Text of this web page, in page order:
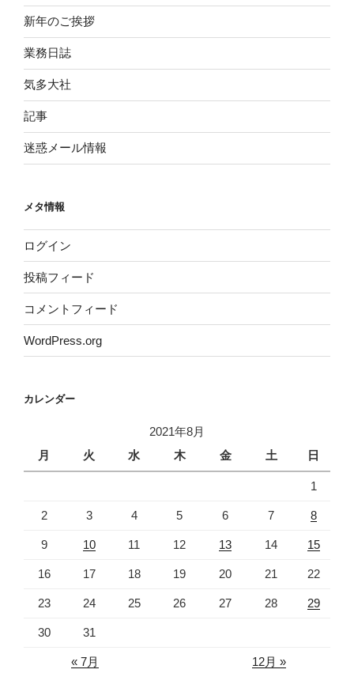
新年のご挨拶
業務日誌
気多大社
記事
迷惑メール情報
メタ情報
ログイン
投稿フィード
コメントフィード
WordPress.org
カレンダー
2021年8月
月
火 水 木 金 土 日
1
2 3 4 5 6 7 8
9 10 11 12 13 14 15
16 17 18 19 20 21 22
23 24 25 26 27 28 29
30 31
« 7月 12月 »